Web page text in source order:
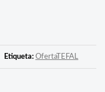
Etiqueta: OfertaTEFAL